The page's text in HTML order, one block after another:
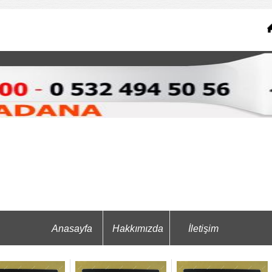
Anasayfa Hakkımızda İletişim